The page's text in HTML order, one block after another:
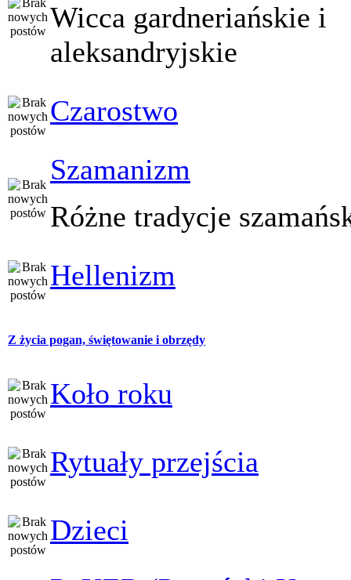
Wicca gardneriańskie i
aleksandryjskie
Czarostwo
Szamanizm
Różne tradycje
Hellenizm
Z życia pogan, świętowanie i obrzędy
Koło roku
Rytuały przejścia
Dzieci